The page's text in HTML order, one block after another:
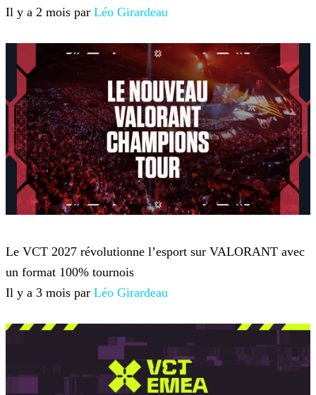
Il y a 2 mois par Léo Girardeau
Le VCT 2027 révolutionne l’esport sur VALORANT avec
un format 100% tournois
Il y a 3 mois par Léo Girardeau